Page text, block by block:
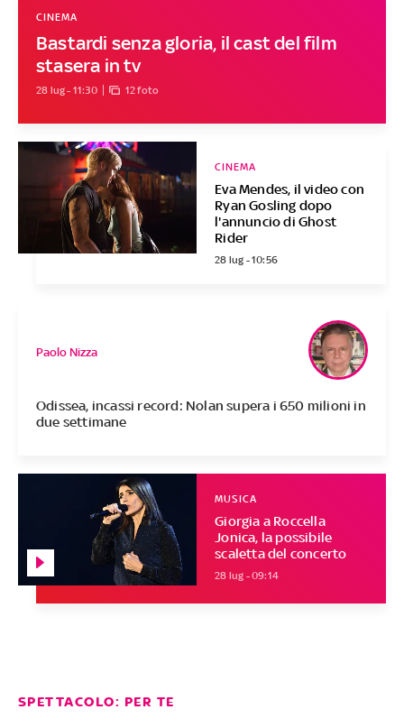
Bastardi senza gloria, il cast del film
stasera in tv
CINEMA
28 lug - 11:30 12 foto
Eva Mendes, il video con
Ryan Gosling dopo
l'annuncio di Ghost
Rider
CINEMA
28 lug - 10:56
Odissea, incassi record: Nolan supera i 650 milioni in
due settimane
Paolo Nizza
Giorgia a Roccella
Jonica, la possibile
scaletta del concerto
MUSICA
28 lug - 09:14
SPETTACOLO: PER TE